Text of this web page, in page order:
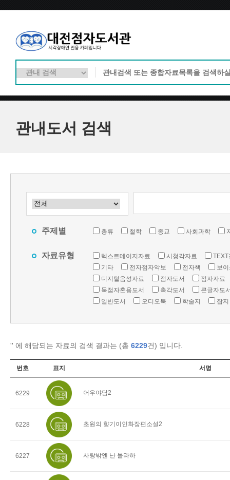
관내도서 검색
주제별 총류 철학 종교 사회과학
자료유형 텍스트데이지자료 시청각자료
TEXT
기타
전자점자악보 전자책
보
디지털음성자료
점자도서
점자자료
묵점자혼용도서
촉각도서
큰글자도
일반도서
오디오북 학술지 잡지
'' 에 해당되는 자료의 검색 결과는 (총 6229건) 입니다.
번호 표지 서명
6229 어우야담2
6228 초원의 향기이인화장편소설2
6227 사랑밖엔 난 몰라하